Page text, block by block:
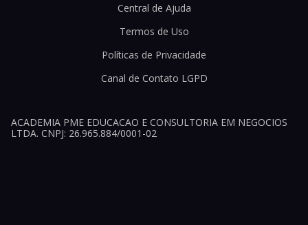
Central de Ajuda
Termos de Uso
Políticas de Privacidade
Canal de Contato LGPD
ACADEMIA PME EDUCACAO E CONSULTORIA EM NEGOCIOS
LTDA. CNPJ: 26.965.884/0001-02